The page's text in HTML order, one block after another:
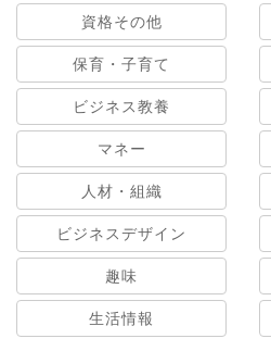
資格その他
保育・子育て
ビジネス教養
マネー
人材・組織
ビジネスデザイン
趣味
生活情報